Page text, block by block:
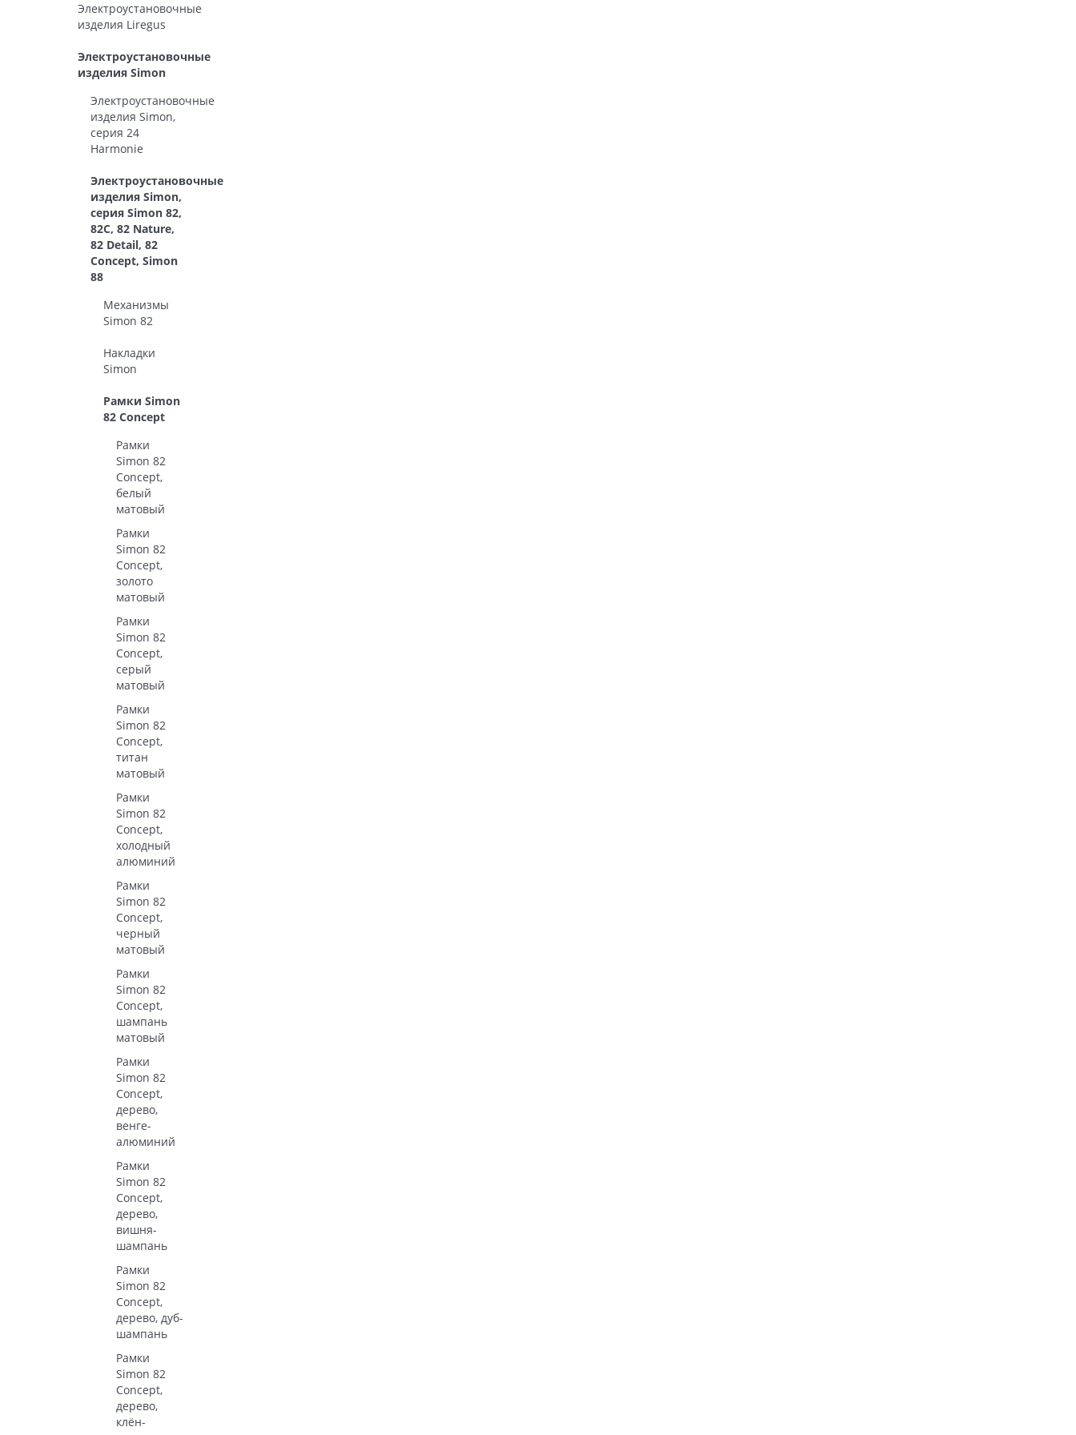
Электроустановочные
изделия Liregus
Электроустановочные
изделия Simon
Электроустановочные
изделия Simon,
серия 24
Harmonie
Электроустановочные
изделия Simon,
серия Simon 82,
82С, 82 Nature,
82 Detail, 82
Concept, Simon
88
Механизмы
Simon 82
Накладки
Simon
Рамки Simon
82 Concept
Рамки
Simon 82
Concept,
белый
матовый
Рамки
Simon 82
Concept,
золото
матовый
Рамки
Simon 82
Concept,
серый
матовый
Рамки
Simon 82
Concept,
титан
матовый
Рамки
Simon 82
Concept,
холодный
алюминий
Рамки
Simon 82
Concept,
черный
матовый
Рамки
Simon 82
Concept,
шампань
матовый
Рамки
Simon 82
Concept,
дерево,
венге-
алюминий
Рамки
Simon 82
Concept,
дерево,
вишня-
шампань
Рамки
Simon 82
Concept,
дерево, дуб-
шампань
Рамки
Simon 82
Concept,
дерево,
клён-